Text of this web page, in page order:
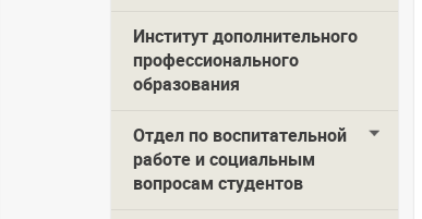
Институт дополнительного
профессионального
образования
Отдел по воспитательной
работе и социальным
вопросам студентов